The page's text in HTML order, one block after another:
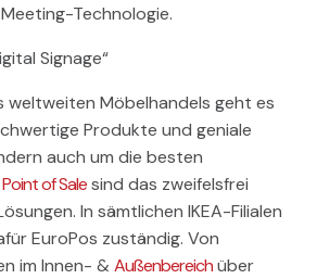
Technologie.
Signage“
weltweiten Möbelhandels geht es
Produkte und geniale
auch um die besten
Point of Salesind das zweifelsfrei
In sämtlichen IKEA-Filialen
EuroPos zuständig. Von
im Innen- & Außenbereichüber